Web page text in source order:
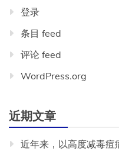
登录
条目 feed
评论 feed
WordPress.org
近期文章
近年来，以高度减毒痘